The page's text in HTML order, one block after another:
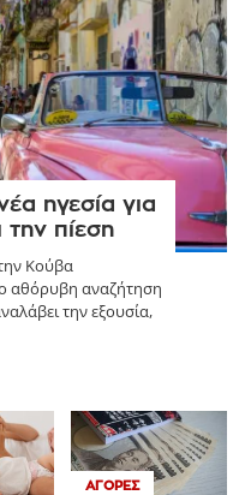
ηγεσία για
πίεση
Κούβα
αθόρυβη αναζήτηση
την εξουσία,
ΑΓΟΡΈΣ